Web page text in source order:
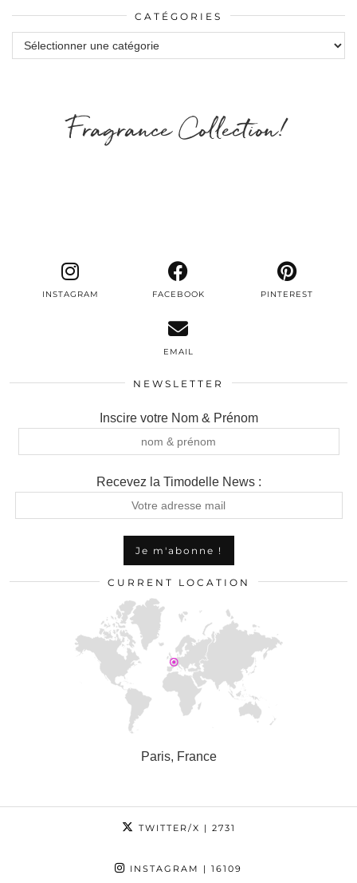
CATÉGORIES
Catégories
Fragrance Collection!
INSTAGRAM FACEBOOK PINTEREST
EMAIL
NEWSLETTER
Inscire votre Nom & Prénom
Recevez la Timodelle News :
CURRENT LOCATION
Paris, France
TWITTER/X | 2731
INSTAGRAM | 16109